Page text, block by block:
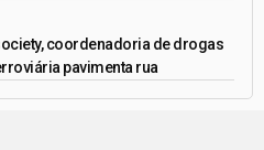
coordenadoria de drogas
pavimenta rua